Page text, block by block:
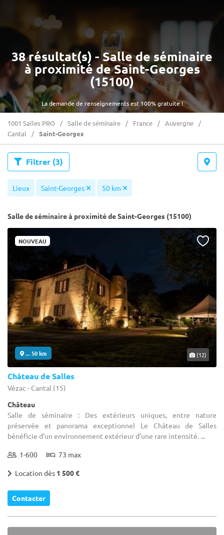
La demande de renseignements est 100% gratuite !
38 résultat(s) - Salle de séminaire
à proximité de Saint-Georges
(15100)
1001 Salles PRO Salle de séminaire France
Auvergne
Cantal
Saint-Georges
Filtrer (3)
Lieux Saint-Georges 50 km
Salle de séminaire à proximité de Saint-Georges (15100)
NOUVEAU
... 50 km (12)
Château de Salles
Vézac - Cantal (15)
Château
Salle de séminaire : Des extérieurs uniques, entre nature
préservée et panorama exceptionnel Le Château de Salles
bénéficie d’un environnement extérieur d’une rare intensité. ...
1-600 73 max
Location dès 1 500 €
Contacter